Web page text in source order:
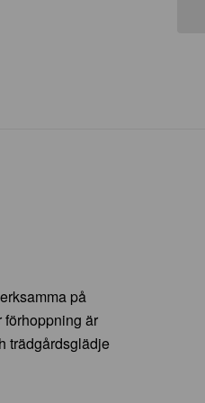
på
förhoppning är
trädgårdsglädje